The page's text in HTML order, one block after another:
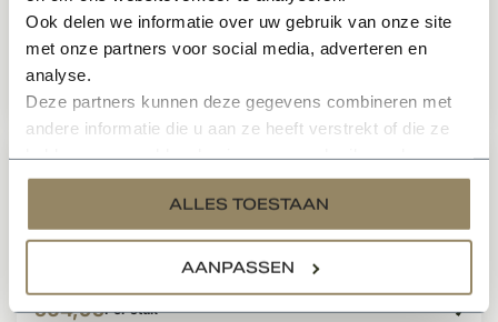
Ook delen we informatie over uw gebruik van onze site
met onze partners voor social media, adverteren en
analyse.
Deze partners kunnen deze gegevens combineren met
andere informatie die u aan ze heeft verstrekt of die ze
services.
ALLES TOESTAAN
AANPASSEN
Op voorraad
799,99Per stuk
Op voorraad
Stalraam gietijzer model 6 | 86x44
cm
564,95Per stuk